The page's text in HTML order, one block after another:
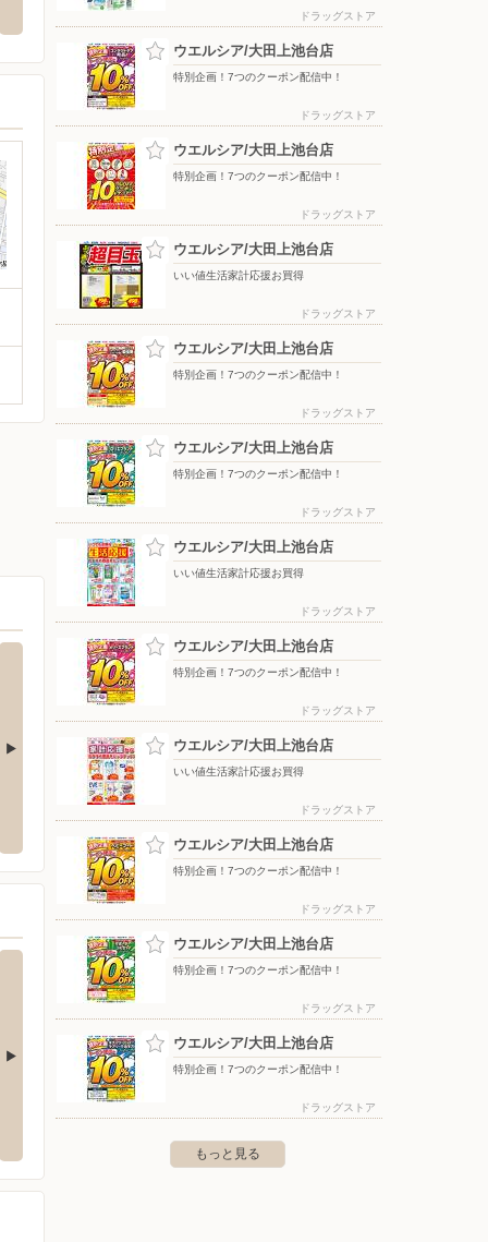
沢店
奥沢4-27-17 〒146-0083 東京都大田区千鳥2-33-1
店
12久が原ビル 1階
ウエルシア/自由が丘薬局
ドラッグストア
ウエルシア/大田上池台店
特別企画！7つのクーポン配信中！
ドラッグストア
ウエルシア/大田上池台店
特別企画！7つのクーポン配信中！
ドラッグストア
ウエルシア/大田上池台店
いい値生活家計応援お買得
ドラッグストア
ウエルシア/大田上池台店
特別企画！7つのクーポン配信中！
ドラッグストア
ウエルシア/大田上池台店
特別企画！7つのクーポン配信中！
ドラッグストア
ウエルシア/大田上池台店
いい値生活家計応援お買得
ドラッグストア
ウエルシア/大田上池台店
特別企画！7つのクーポン配信中！
ドラッグストア
ウエルシア/大田上池台店
いい値生活家計応援お買得
ドラッグストア
ウエルシア/大田上池台店
特別企画！7つのクーポン配信中！
ドラッグストア
ウエルシア/大田上池台店
特別企画！7つのクーポン配信中！
ドラッグストア
ウエルシア/大田上池台店
特別企画！7つのクーポン配信中！
ドラッグストア
もっと見る